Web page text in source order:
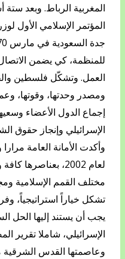
المغربية الرباط. وبعد ستة
المؤتمر الإسلامي الأول
للمنظمة، كي يضمن
العمل. وتشكّل فلسطين
ومصدر وحدتها، وقوتها،
إجماع الدول الأعضاء
الإسرائيلي وإنجاز حقوق
وأكدت الأمانة العامة
لعام 2002،
مختلف القمم الإسلامية
تشكل خياراً استراتيجياً،
يجب أن يستند إليها الحل
الإسرائيلي، شاملا تقرير
وعاصمتها القدس الشرقية